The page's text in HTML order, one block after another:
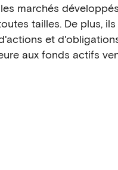
marchés
tailles. De plus,
et
aux fonds actifs